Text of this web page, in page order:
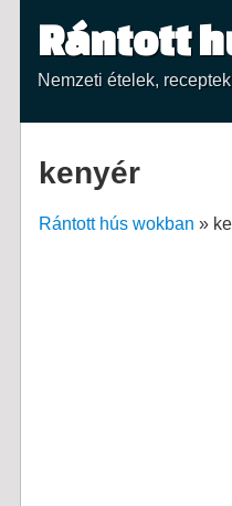
Rántott
Nemzeti ételek,
kenyér
Rántott hús wokban »